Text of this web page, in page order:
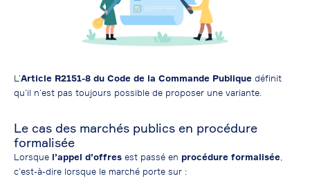
L’Article R2151-8 du Code de la Commande Publique définit
qu’il n’est pas toujours possible de proposer une variante.
Le cas des marchés publics en procédure
formalisée
Lorsque l’appel d’offres est passé en procédure formalisée,
c’est-à-dire lorsque le marché porte sur :